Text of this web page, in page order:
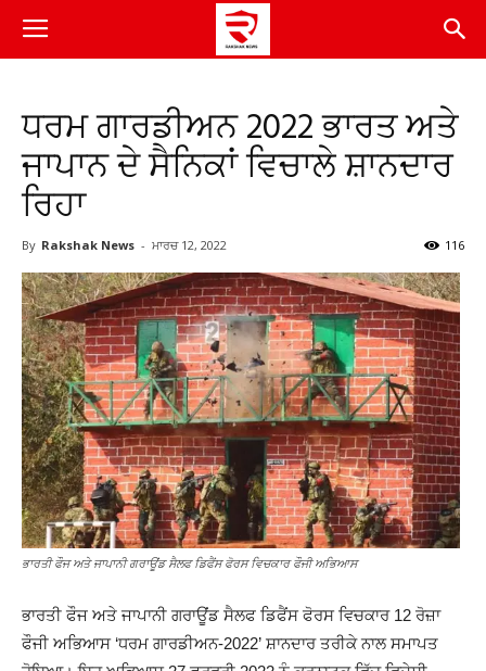
ਧਰਮ ਗਾਰਡੀਅਨ 2022 ਭਾਰਤ ਅਤੇ
ਜਾਪਾਨ ਦੇ ਸੈਨਿਕਾਂ ਵਿਚਾਲੇ ਸ਼ਾਨਦਾਰ
ਰਿਹਾ
By Rakshak News - ਮਾਰਚ 12, 2022 116
ਭਾਰਤੀ ਫੌਜ ਅਤੇ ਜਾਪਾਨੀ ਗਰਾਊਂਡ ਸੈਲਫ ਡਿਫੈਂਸ ਫੋਰਸ ਵਿਚਕਾਰ ਫੌਜੀ ਅਭਿਆਸ
ਭਾਰਤੀ ਫੌਜ ਅਤੇ ਜਾਪਾਨੀ ਗਰਾਊਂਡ ਸੈਲਫ ਡਿਫੈਂਸ ਫੋਰਸ ਵਿਚਕਾਰ 12 ਰੋਜ਼ਾ
ਫੌਜੀ ਅਭਿਆਸ ‘ਧਰਮ ਗਾਰਡੀਅਨ-2022’ ਸ਼ਾਨਦਾਰ ਤਰੀਕੇ ਨਾਲ ਸਮਾਪਤ